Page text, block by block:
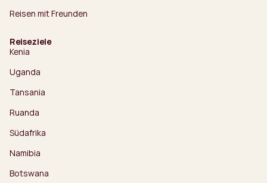
Reisen mit Freunden
Reiseziele
Kenia
Uganda
Tansania
Ruanda
Südafrika
Namibia
Botswana